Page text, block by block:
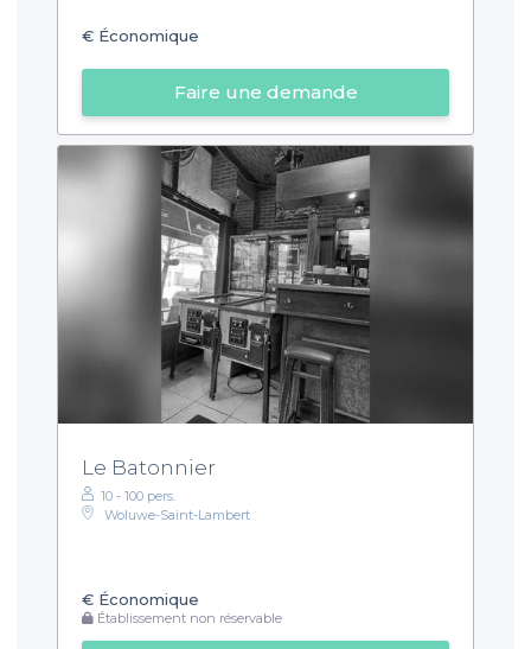
€ Économique
Faire une demande
Le Batonnier
10 - 100 pers.
Woluwe-Saint-Lambert
€ Économique
Établissement non réservable